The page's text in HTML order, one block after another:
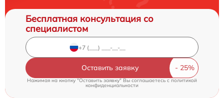
Бесплатная консультация со
специалистом
Оставить заявку
Нажимая на кнопку "Оставить заявку" Вы соглашаетесь cполитикой
конфиденциальности